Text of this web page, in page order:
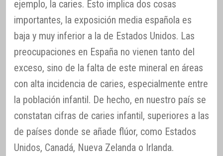
ejemplo, la caries. Esto implica dos cosas
importantes, la exposición media española es
baja y muy inferior a la de Estados Unidos. Las
preocupaciones en España no vienen tanto del
exceso, sino de la falta de este mineral en áreas
con alta incidencia de caries, especialmente entre
la población infantil. De hecho, en nuestro país se
constatan cifras de caries infantil, superiores a las
de países donde se añade flúor, como Estados
Unidos, Canadá, Nueva Zelanda o Irlanda.